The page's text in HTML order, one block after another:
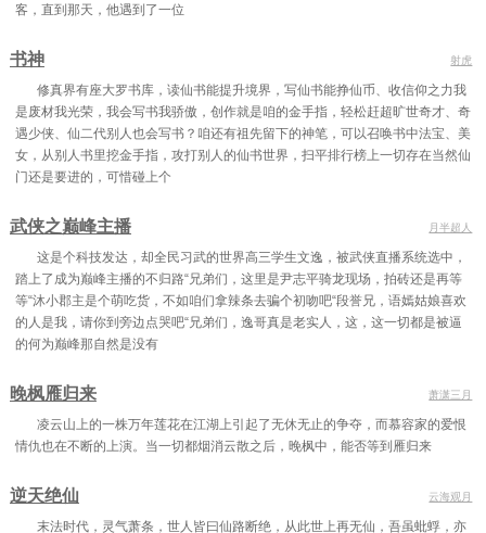
客，直到那天，他遇到了一位
书神 射虎
修真界有座大罗书库，读仙书能提升境界，写仙书能挣仙币、收信仰之力我
是废材我光荣，我会写书我骄傲，创作就是咱的金手指，轻松赶超旷世奇才、奇
遇少侠、仙二代别人也会写书？咱还有祖先留下的神笔，可以召唤书中法宝、美
女，从别人书里挖金手指，攻打别人的仙书世界，扫平排行榜上一切存在当然仙
门还是要进的，可惜碰上个
武侠之巅峰主播 月半超人
这是个科技发达，却全民习武的世界高三学生文逸，被武侠直播系统选中，
踏上了成为巅峰主播的不归路“兄弟们，这里是尹志平骑龙现场，拍砖还是再等
等“沐小郡主是个萌吃货，不如咱们拿辣条去骗个初吻吧“段誉兄，语嫣姑娘喜欢
的人是我，请你到旁边点哭吧“兄弟们，逸哥真是老实人，这，这一切都是被逼
的何为巅峰那自然是没有
晚枫雁归来 萧潇三月
凌云山上的一株万年莲花在江湖上引起了无休无止的争夺，而慕容家的爱恨
情仇也在不断的上演。当一切都烟消云散之后，晚枫中，能否等到雁归来
逆天绝仙 云海观月
末法时代，灵气萧条，世人皆曰仙路断绝，从此世上再无仙，吾虽蚍蜉，亦